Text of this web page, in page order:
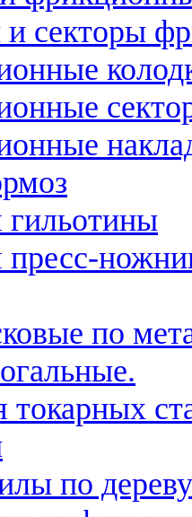
и секторы
по
токарных
по дереву